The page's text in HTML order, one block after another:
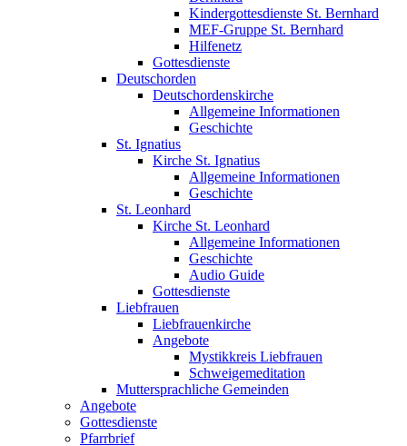
Kindergottesdienste St. Bernhard
MEF-Gruppe St. Bernhard
Hilfenetz
Gottesdienste
Deutschorden
Deutschordenskirche
Allgemeine Informationen
Geschichte
St. Ignatius
Kirche St. Ignatius
Allgemeine Informationen
Geschichte
St. Leonhard
Kirche St. Leonhard
Allgemeine Informationen
Geschichte
Audio Guide
Gottesdienste
Liebfrauen
Liebfrauenkirche
Angebote
Mystikkreis Liebfrauen
Schweigemeditation
Muttersprachliche Gemeinden
Angebote
Gottesdienste
Pfarrbrief